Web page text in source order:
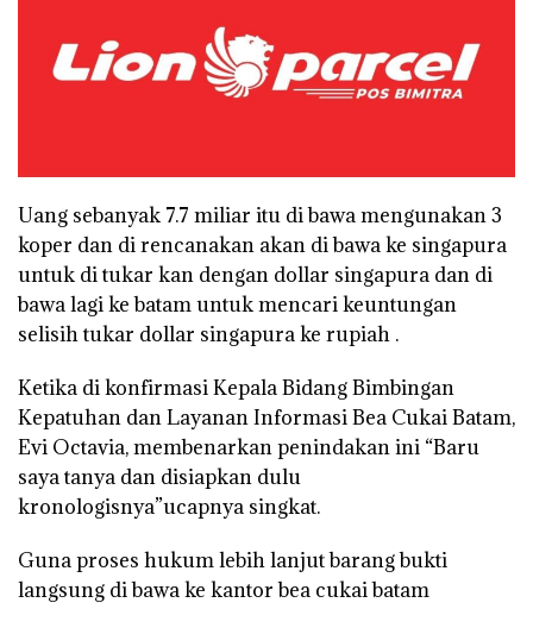
Uang sebanyak 7.7 miliar itu di bawa mengunakan 3
koper dan di rencanakan akan di bawa ke singapura
untuk di tukar kan dengan dollar singapura dan di
bawa lagi ke batam untuk mencari keuntungan
selisih tukar dollar singapura ke rupiah .
Ketika di konfirmasi Kepala Bidang Bimbingan
Kepatuhan dan Layanan Informasi Bea Cukai Batam,
Evi Octavia, membenarkan penindakan ini “Baru
saya tanya dan disiapkan dulu
kronologisnya”ucapnya singkat.
Guna proses hukum lebih lanjut barang bukti
langsung di bawa ke kantor bea cukai batam